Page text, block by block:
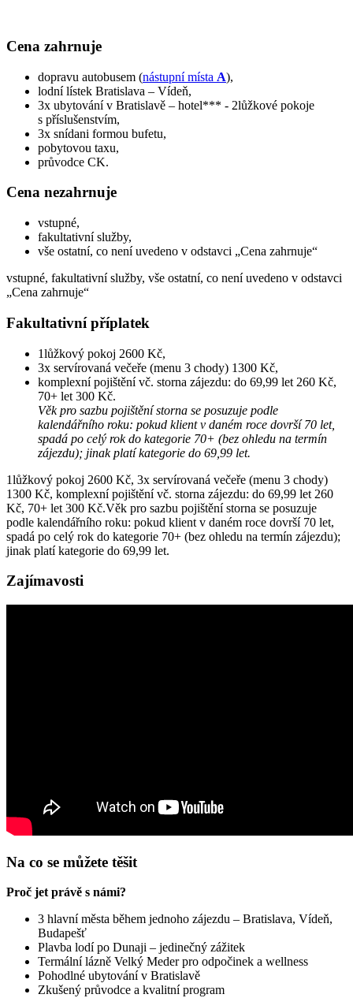
Cena zahrnuje
dopravu autobusem (nástupní místa A),
lodní lístek Bratislava – Vídeň,
3x ubytování v Bratislavě – hotel*** - 2lůžkové pokoje
s příslušenstvím,
3x snídani formou bufetu,
pobytovou taxu,
průvodce CK.
Cena nezahrnuje
vstupné,
fakultativní služby,
vše ostatní, co není uvedeno v odstavci „Cena zahrnuje“
vstupné, fakultativní služby, vše ostatní, co není uvedeno v odstavci
„Cena zahrnuje“
Fakultativní příplatek
1lůžkový pokoj 2600 Kč,
3x servírovaná večeře (menu 3 chody) 1300 Kč,
komplexní pojištění vč. storna zájezdu: do 69,99 let 260 Kč,
70+ let 300 Kč.
Věk pro sazbu pojištění storna se posuzuje podle
kalendářního roku: pokud klient v daném roce dovrší 70 let,
spadá po celý rok do kategorie 70+ (bez ohledu na termín
zájezdu); jinak platí kategorie do 69,99 let.
1lůžkový pokoj 2600 Kč, 3x servírovaná večeře (menu 3 chody)
1300 Kč, komplexní pojištění vč. storna zájezdu: do 69,99 let 260
Kč, 70+ let 300 Kč.Věk pro sazbu pojištění storna se posuzuje
podle kalendářního roku: pokud klient v daném roce dovrší 70 let,
spadá po celý rok do kategorie 70+ (bez ohledu na termín zájezdu);
jinak platí kategorie do 69,99 let.
Zajímavosti
Na co se můžete těšit
Proč jet právě s námi?
3 hlavní města během jednoho zájezdu – Bratislava, Vídeň,
Budapešť
Plavba lodí po Dunaji – jedinečný zážitek
Termální lázně Velký Meder pro odpočinek a wellness
Pohodlné ubytování v Bratislavě
Zkušený průvodce a kvalitní program